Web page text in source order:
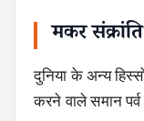
मकर
दुनिया के अन्य
करने वाले समान